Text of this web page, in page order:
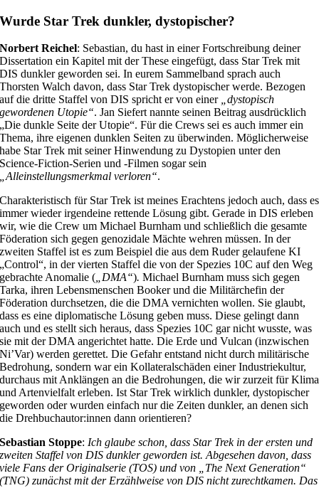
Wurde Star Trek dunkler, dystopischer?
Norbert Reichel: Sebastian, du hast in einer Fortschreibung deiner
Dissertation ein Kapitel mit der These eingefügt, dass Star Trek mit
DIS dunkler geworden sei. In eurem Sammelband sprach auch
Thorsten Walch davon, dass Star Trek dystopischer werde. Bezogen
auf die dritte Staffel von DIS spricht er von einer
„dystopisch
gewordenen Utopie“. Jan Siefert nannte seinen Beitrag ausdrücklich
„Die dunkle Seite der Utopie“. Für die Crews sei es auch immer ein
Thema, ihre eigenen dunklen Seiten zu überwinden. Möglicherweise
habe Star Trek mit seiner Hinwendung zu Dystopien unter den
Science-Fiction-Serien und -Filmen sogar sein
„Alleinstellungsmerkmal verloren“.
Charakteristisch für Star Trek ist meines Erachtens jedoch auch, dass es
immer wieder irgendeine rettende Lösung gibt. Gerade in DIS erleben
wir, wie die Crew um Michael Burnham und schließlich die gesamte
Föderation sich gegen genozidale Mächte wehren müssen. In der
zweiten Staffel ist es zum Beispiel die aus dem Ruder gelaufene KI
„Control“, in der vierten Staffel die von der Spezies 10C auf den Weg
gebrachte Anomalie ( „DMA“).Michael Burnham muss sich gegen
Tarka, ihren Lebensmenschen Booker und die Militärchefin der
Föderation durchsetzen, die die DMA vernichten wollen. Sie glaubt,
dass es eine diplomatische Lösung geben muss. Diese gelingt dann
auch und es stellt sich heraus, dass Spezies 10C gar nicht wusste, was
sie mit der DMA angerichtet hatte. Die Erde und Vulcan (inzwischen
Ni’Var) werden gerettet. Die Gefahr entstand nicht durch militärische
Bedrohung, sondern war ein Kollateralschäden einer Industriekultur,
durchaus mit Anklängen an die Bedrohungen, die wir zurzeit für Klima
und Artenvielfalt erleben. Ist Star Trek wirklich dunkler, dystopischer
geworden oder wurden einfach nur die Zeiten dunkler, an denen sich
die Drehbuchautor:innen dann orientieren?
Sebastian Stoppe: Ich glaube schon, dass Star Trek in der ersten und
zweiten Staffel von DIS dunkler geworden ist. Abgesehen davon, dass
viele Fans der Originalserie (TOS) und von „The Next Generation“
(TNG) zunächst mit der Erzählweise von DIS nicht zurechtkamen. Das